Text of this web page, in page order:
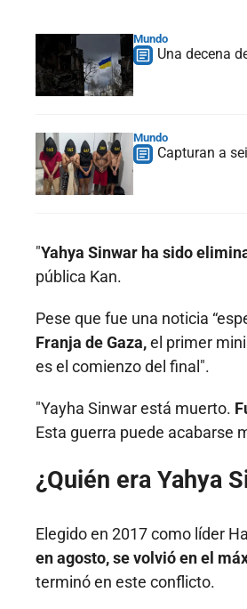
Mundo
Una decena
Mundo
Capturan a
"Yahya Sinwar ha sido
pública Kan.
Pese que fue una noticia
Franja de Gaza,el primer
es el comienzo del final".
"Yayha Sinwar está muerto.
Esta guerra puede acabarse
¿Quién era Yahya
Elegido en 2017 como líder
en agosto, se volvió en el
terminó en este conflicto.